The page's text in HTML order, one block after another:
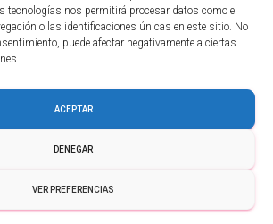
tecnologías nos permitirá procesar datos como el
o las identificaciones únicas en este sitio. No
puede afectar negativamente a ciertas
ACEPTAR
DENEGAR
VER PREFERENCIAS
DE FACTURACIÓN ELECTRÓNICA PARA
RESTAURANTES.
© 2025 Apps Camelot